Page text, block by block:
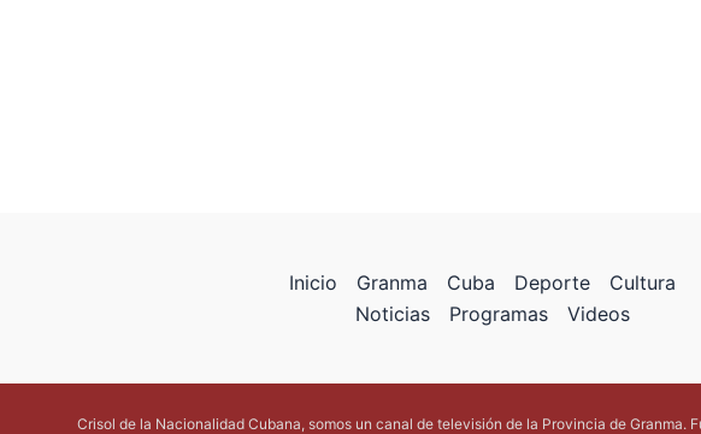
Inicio Granma Cuba Deporte
Cultura
Noticias
Programas Videos
Crisol de la Nacionalidad Cubana, somos un canal de televisión de la Provincia de Granma.